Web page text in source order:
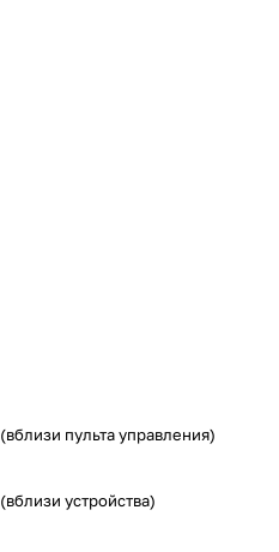
пульта управления)
устройства)